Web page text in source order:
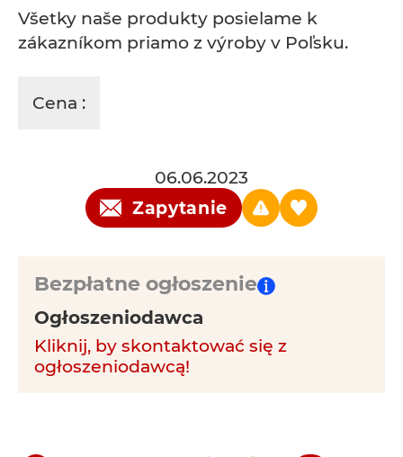
Všetky naše produkty posielame k
zákazníkom priamo z výroby v Poľsku.
Cena :
06.06.2023
Zapytanie
Bezpłatne ogłoszenie
Ogłoszeniodawca
Kliknij, by skontaktować się z
ogłoszeniodawcą!